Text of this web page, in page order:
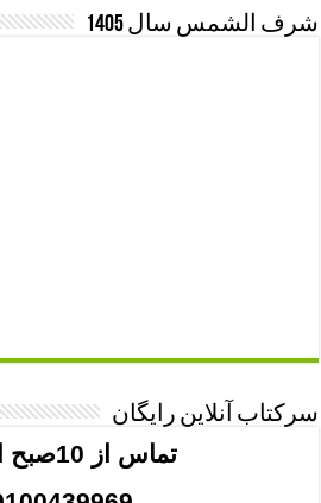
شرف الشمس سال 1405
سرکتاب آنلاین رایگان
تماس از 10صبح الی 21